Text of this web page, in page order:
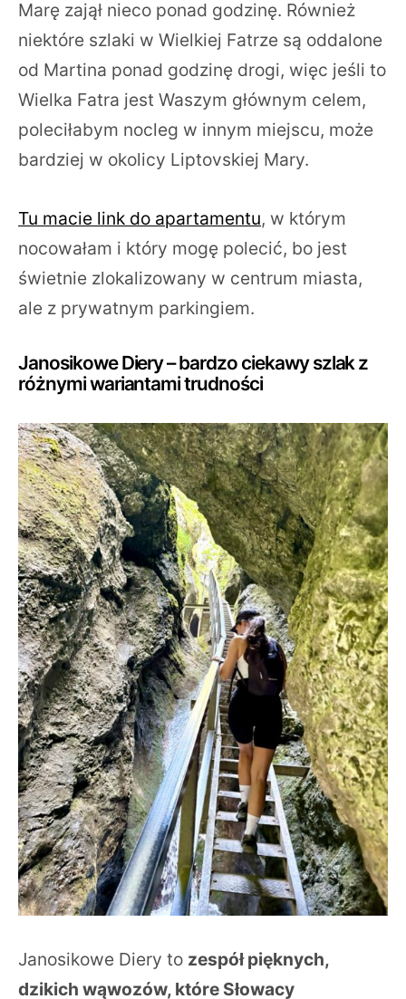
Marę zajął nieco ponad godzinę. Również
niektóre szlaki w Wielkiej Fatrze są oddalone
od Martina ponad godzinę drogi, więc jeśli to
Wielka Fatra jest Waszym głównym celem,
poleciłabym nocleg w innym miejscu, może
bardziej w okolicy Liptovskiej Mary.
Tu macie link do apartamentu, w którym
nocowałam i który mogę polecić, bo jest
świetnie zlokalizowany w centrum miasta,
ale z prywatnym parkingiem.
Janosikowe Diery – bardzo ciekawy szlak z
różnymi wariantami trudności
Janosikowe Diery to zespół pięknych,
dzikich wąwozów, które Słowacy